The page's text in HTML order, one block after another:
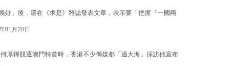
好」後，還在《求是》雜誌發表文章，表示要「把握『一國兩
01月20日
厚鏵競逐澳門特首時，香港不少傳媒都「過大海」採訪他宣布